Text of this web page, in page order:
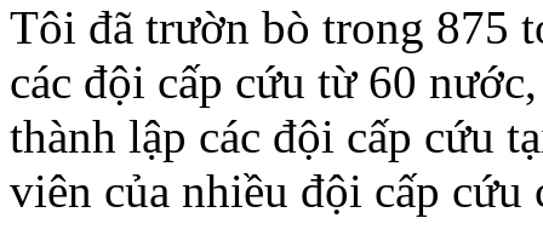
Tôi đã trườn bò trong 875
các đội cấp cứu từ 60 nước,
thành lập các đội cấp cứu
viên của nhiều đội cấp cứu